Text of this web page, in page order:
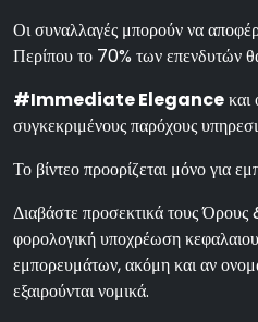
Οι συναλλαγές μπορούν να
Περίπου το 70% των επενδυτών
#Immediate Eleganceκαι
συγκεκριμένους παρόχους
Το βίντεο προορίζεται μόνο για
Διαβάστε προσεκτικά τους Όρους
φορολογική υποχρέωση
εμπορευμάτων, ακόμη και αν
εξαιρούνται νομικά.